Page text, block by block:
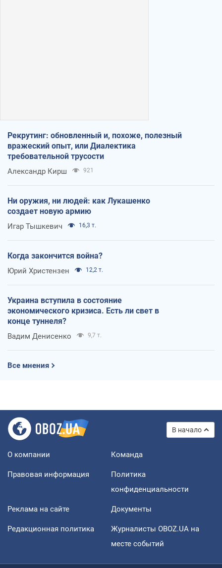
Рекрутинг: обновленный и, похоже, полезный
вражеский опыт, или Диалектика
требовательной трусости
Александр Кирш 921
Ни оружия, ни людей: как Лукашенко
создает новую армию
Игар Тышкевич 16,3 т.
Когда закончится война?
Юрий Христензен 12,2 т.
Украина вступила в состояние
экономического кризиса. Есть ли свет в
конце туннеля?
Вадим Денисенко 9,7 т.
Все мнения
В начало
О компании Команда
Правовая информация
Политика
конфиденциальности
Реклама на сайте Документы
Редакционная политика
Журналисты OBOZ.UA на
месте событий